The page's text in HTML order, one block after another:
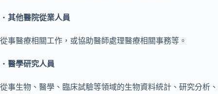
‧ 其他醫院從業人員
從事醫療相關工作，或協助醫師處理醫療相關事務等。
‧ 醫學研究人員
從事生物、醫學、臨床試驗等領域的生物資料統計、研究分析、